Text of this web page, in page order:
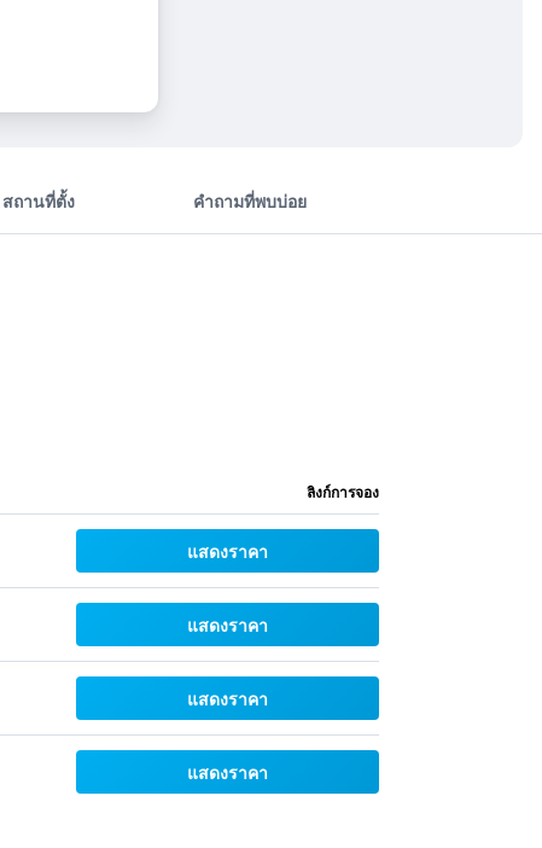
สถานที่ตั้ง คำถามที่พบบ่อย
ลิงก์การจอง
แสดงราคา
แสดงราคา
แสดงราคา
แสดงราคา